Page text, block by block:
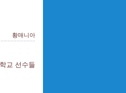
황매니아
교 선수들